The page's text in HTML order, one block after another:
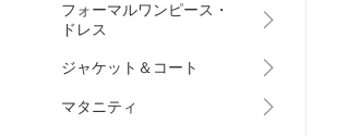
フォーマルワンピース・
ドレス
ジャケット＆コート
マタニティ